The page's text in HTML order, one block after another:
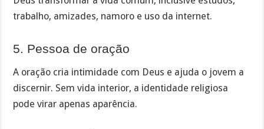
trabalho, amizades, namoro e uso da internet.
5. Pessoa de oração
A oração cria intimidade com Deus e ajuda o jovem a
discernir. Sem vida interior, a identidade religiosa
pode virar apenas aparência.